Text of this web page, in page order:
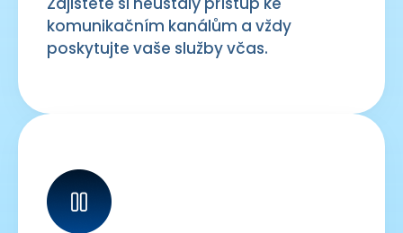
komunikačním kanálům a vždy
poskytujte vaše služby včas.